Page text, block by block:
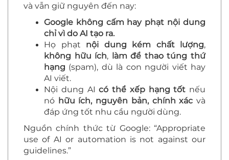
và vẫn giữ nguyên đến nay:
Google không cấm hay phạt nội dung
chỉ vì do AI tạo ra.
Họ phạt nội dung kém chất lượng,
không hữu ích, làm để thao túng thứ
hạng (spam), dù là con người viết hay
AI viết.
Nội dung AIcó thể xếp hạng tốt nếu
nó hữu ích, nguyên bản, chính xác và
đáp ứng tốt nhu cầu người dùng.
Nguồn chính thức từ Google: “Appropriate
use of AI or automation is not against our
guidelines.”